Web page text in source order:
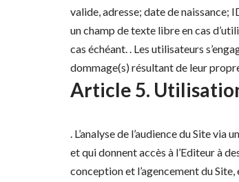
valide, adresse; date de naissance;
un champ de texte libre en cas
cas échéant. . Les utilisateurs
dommage(s) résultant de leur
Article 5.
. L’analyse de l’audience du Site
et qui donnent accès à l’Editeur à
conception et l’agencement du